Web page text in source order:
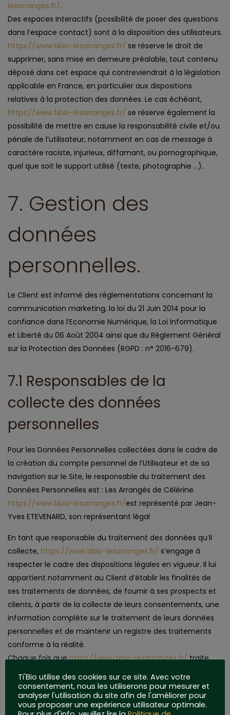
lesarranges.fr/.
Des espaces interactifs (possibilité de poser des questions
dans l’espace contact) sont à la disposition des utilisateurs.
https://www.tibio-lesarranges.fr/ se réserve le droit de
supprimer, sans mise en demeure préalable, tout contenu
déposé dans cet espace qui contreviendrait à la législation
applicable en France, en particulier aux dispositions
relatives à la protection des données. Le cas échéant,
https://www.tibio-lesarranges.fr/ se réserve également la
possibilité de mettre en cause la responsabilité civile et/ou
pénale de l’utilisateur, notamment en cas de message à
caractère raciste, injurieux, diffamant, ou pornographique,
quel que soit le support utilisé (texte, photographie …).
7. Gestion des
données
personnelles.
Le Client est informé des réglementations concernant la
communication marketing, la loi du 21 Juin 2014 pour la
confiance dans l’Economie Numérique, la Loi Informatique
et Liberté du 06 Août 2004 ainsi que du Règlement Général
sur la Protection des Données (RGPD : n° 2016-679).
7.1 Responsables de la
collecte des données
personnelles
Pour les Données Personnelles collectées dans le cadre de
la création du compte personnel de l’Utilisateur et de sa
navigation sur le Site, le responsable du traitement des
Données Personnelles est : Les Arrangés de Célérine.
https://www.tibio-lesarranges.fr/est représenté par Jean-
Yves ETEVENARD, son représentant légal
En tant que responsable du traitement des données qu’il
collecte, https://www.tibio-lesarranges.fr/ s’engage à
respecter le cadre des dispositions légales en vigueur. Il lui
appartient notamment au Client d’établir les finalités de
ses traitements de données, de fournir à ses prospects et
clients, à partir de la collecte de leurs consentements, une
information complète sur le traitement de leurs données
personnelles et de maintenir un registre des traitements
conforme à la réalité.
Chaque fois quehttps://www.tibio-lesarranges.fr/traite
des Données Personnelles,
https://www.tibio-
lesarranges.fr/prend toutes les mesures raisonnables pour
s’assurer de l’exactitude et de la pertinence des Données
Personnelles au regard des finalités pour lesquelles
Ti'Bio utilise des cookies sur ce site. Avec votre
consentement, nous les utiliserons pour mesurer et
analyser l'utilisation du site afin de l'améliorer pour
vous proposer une expérience utilisateur optimale.